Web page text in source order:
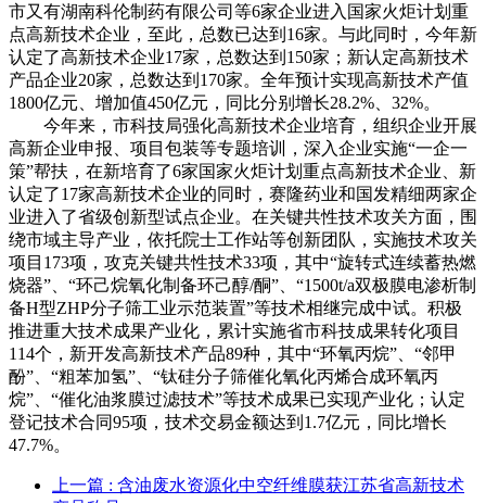
市又有湖南科伦制药有限公司等6家企业进入国家火炬计划重
点高新技术企业，至此，总数已达到16家。与此同时，今年新
认定了高新技术企业17家，总数达到150家；新认定高新技术
产品企业20家，总数达到170家。全年预计实现高新技术产值
1800亿元、增加值450亿元，同比分别增长28.2%、32%。
今年来，市科技局强化高新技术企业培育，组织企业开展
高新企业申报、项目包装等专题培训，深入企业实施“一企一
策”帮扶，在新培育了6家国家火炬计划重点高新技术企业、新
认定了17家高新技术企业的同时，赛隆药业和国发精细两家企
业进入了省级创新型试点企业。在关键共性技术攻关方面，围
绕市域主导产业，依托院士工作站等创新团队，实施技术攻关
项目173项，攻克关键共性技术33项，其中“旋转式连续蓄热燃
烧器”、“环己烷氧化制备环己醇/酮”、“1500t/a双极膜电渗析制
备H型ZHP分子筛工业示范装置”等技术相继完成中试。积极
推进重大技术成果产业化，累计实施省市科技成果转化项目
114个，新开发高新技术产品89种，其中“环氧丙烷”、“邻甲
酚”、“粗苯加氢”、“钛硅分子筛催化氧化丙烯合成环氧丙
烷”、“催化油浆膜过滤技术”等技术成果已实现产业化；认定
登记技术合同95项，技术交易金额达到1.7亿元，同比增长
47.7%。
上一篇 : 含油废水资源化中空纤维膜获江苏省高新技术